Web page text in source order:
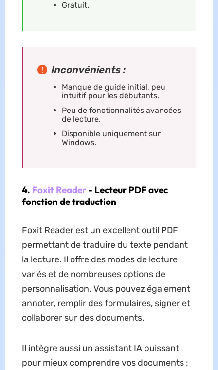
Gratuit.
Inconvénients :
Manque de guide initial, peu
intuitif pour les débutants.
Peu de fonctionnalités avancées
de lecture.
Disponible uniquement sur
Windows.
4. Foxit Reader- Lecteur PDF avec
fonction de traduction
Foxit Reader est un excellent outil PDF
permettant de traduire du texte pendant
la lecture. Il offre des modes de lecture
variés et de nombreuses options de
personnalisation. Vous pouvez également
annoter, remplir des formulaires, signer et
collaborer sur des documents.
Il intègre aussi un assistant IA puissant
pour mieux comprendre vos documents :